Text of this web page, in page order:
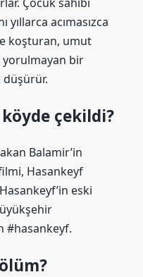
yıllarca acımasızca
koşturan, umut
yorulmayan bir
düşürür.
çekildi?
Balamir’in
Hasankeyf
eski
#hasankeyf.